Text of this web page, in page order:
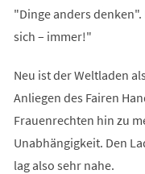
"Dinge anders
sich – immer!"
Neu ist der Weltladen
Anliegen des Fairen
Frauenrechten hin zu
Unabhängigkeit. Den
lag also sehr nahe.